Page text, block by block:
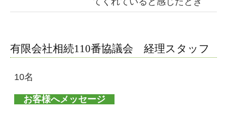
有限会社相続110番協議会 経理スタッフ
10名
お客様へメッセージ